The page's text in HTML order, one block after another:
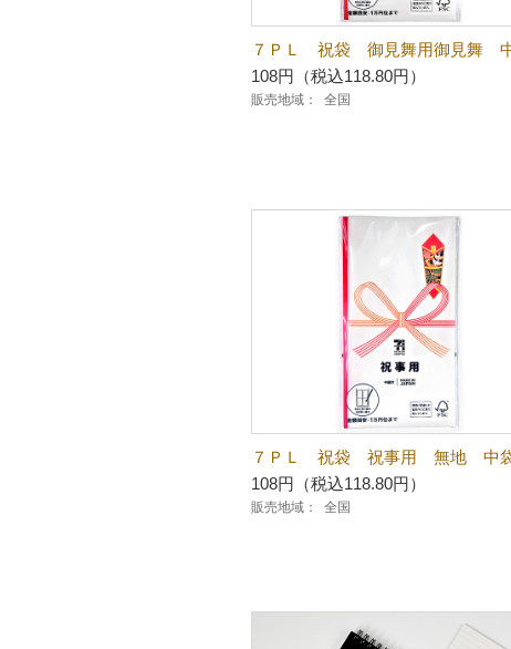
７ＰＬ 祝袋 御見舞用御見舞
108円（税込118.80円）
販売地域： 全国
７ＰＬ 祝袋 祝事用 無地 中
108円（税込118.80円）
販売地域： 全国